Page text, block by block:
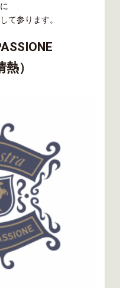
て参ります。
熱）